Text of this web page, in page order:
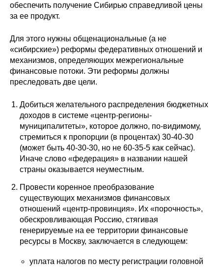
обеспечить получение Сибирью справедливой цены
за ее продукт.
Для этого нужны общенациональные (а не
«сибирские») реформы федеративных отношений и
механизмов, определяющих межрегиональные
финансовые потоки. Эти реформы должны
преследовать две цели.
Добиться желательного распределения бюджетных
доходов в системе «центр-регионы-
муниципалитеты», которое должно, по-видимому,
стремиться к пропорции (в процентах) 30-40-30
(может быть 40-30-30, но не 60-35-5 как сейчас).
Иначе слово «федерация» в названии нашей
страны оказывается неуместным.
Провести коренное преобразование
существующих механизмов финансовых
отношений «центр-провинция». Их «порочность»,
обескровливающая Россию, стягивая
генерируемые на ее территории финансовые
ресурсы в Москву, заключается в следующем:
уплата налогов по месту регистрации головной